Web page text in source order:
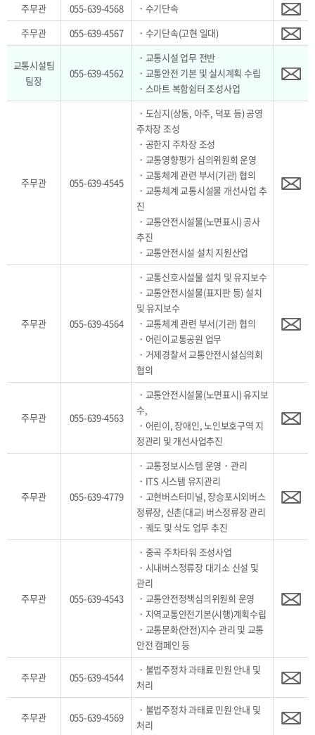
주무관
055-639-4568
・수기단속
주무관
055-639-4567 ・수기단속(고현 일대)
교통시설팀
팀장
055-639-4562
・교통시설 업무 전반
・교통안전 기본 및 실시계획 수립
・스마트 복함쉼터 조성사업
주무관 055-639-4545
・도심지(상동, 아주, 덕포 등) 공영
주차장 조성
・공한지 주차장 조성
・교통영향평가 심의위원회 운영
・교통체계 관련 부서(기관) 협의
・교통체계 교통시설물 개선사업 추
진
・교통안전시설물(노면표시) 공사
추진
・교통안전시설 설치 지원산업
주무관 055-639-4564
・교통신호시설물 설치 및 유지보수
・교통안전시설물(표지판 등) 설치
및 유지보수
・교통체계 관련 부서(기관) 협의
・어린이교통공원 업무
・거제경찰서 교통안전시설심의회
협의
주무관 055-639-4563
・교통안전시설물(노면표시) 유지보
수,
・어린이, 장애인, 노인보호구역 지
정관리 및 개선사업추진
주무관 055-639-4779
・교통정보시스템 운영・관리
・ITS 시스템 유지관리
・고현버스터미널, 장승포시외버스
정류장, 신촌(대교) 버스정류장 관리
・궤도 및 삭도 업무 추진
주무관 055-639-4543
・중곡 주차타워 조성사업
・시내버스정류장 대기소 신설 및
관리
・교통안전정책심의위원회 운영
・지역교통안전기본(시행)계획수립
・교통문화(안전)지수 관리 및 교통
안전 캠페인 등
주무관 055-639-4544
・불법주정차 과태료 민원 안내 및
처리
주무관 055-639-4569
・불법주정차 과태료 민원 안내 및
처리